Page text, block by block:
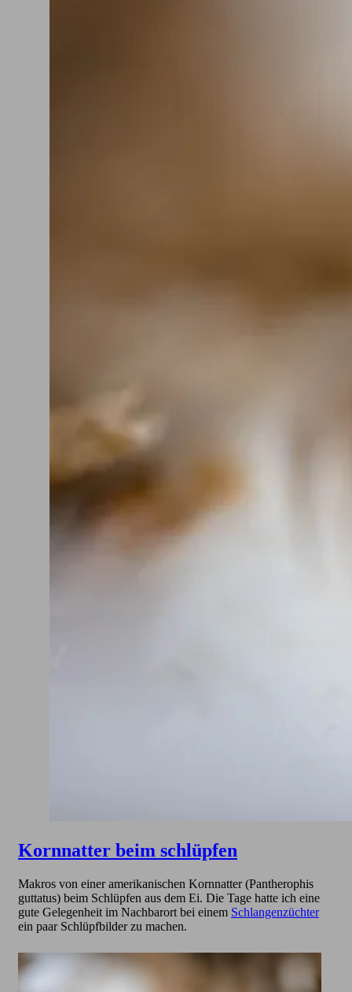
Kornnatter beim schlüpfen
Makros von einer amerikanischen Kornnatter (Pantherophis
guttatus) beim Schlüpfen aus dem Ei. Die Tage hatte ich eine
gute Gelegenheit im Nachbarort bei einem Schlangenzüchter
ein paar Schlüpfbilder zu machen.